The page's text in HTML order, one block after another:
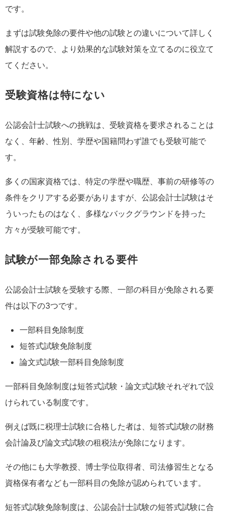
です。
まずは試験免除の要件や他の試験との違いについて詳しく
解説するので、より効果的な試験対策を立てるのに役立て
てください。
受験資格は特にない
公認会計士試験への挑戦は、受験資格を要求されることは
なく、年齢、性別、学歴や国籍問わず誰でも受験可能で
す。
多くの国家資格では、特定の学歴や職歴、事前の研修等の
条件をクリアする必要がありますが、公認会計士試験はそ
ういったものはなく、多様なバックグラウンドを持った
方々が受験可能です。
試験が一部免除される要件
公認会計士試験を受験する際、一部の科目が免除される要
件は以下の3つです。
一部科目免除制度
短答式試験免除制度
論文式試験一部科目免除制度
一部科目免除制度は短答式試験・論文式試験それぞれで設
けられている制度です。
例えば既に税理士試験に合格した者は、短答式試験の財務
会計論及び論文式試験の租税法が免除になります。
その他にも大学教授、博士学位取得者、司法修習生となる
資格保有者なども一部科目の免除が認められています。
短答式試験免除制度は、公認会計士試験の短答式試験に合